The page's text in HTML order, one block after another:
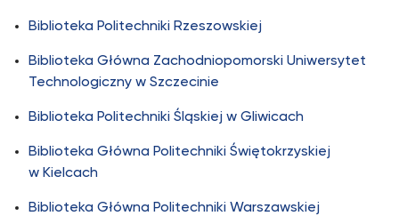
Biblioteka Politechniki Rzeszowskiej
Biblioteka Główna Zachodniopomorski Uniwersytet
Technologiczny w Szczecinie
Biblioteka Politechniki Śląskiej w Gliwicach
Biblioteka Główna Politechniki Świętokrzyskiej
w Kielcach
Biblioteka Główna Politechniki Warszawskiej